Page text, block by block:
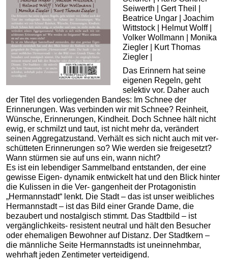
Seiwerth | Gert Theil |
Beatrice Ungar | Joachim
Wittstock | Helmut Wolff |
Volker Wollmann | Monika
Ziegler | Kurt Thomas
Ziegler |
Das Erinnern hat seine
eigenen Regeln, geht
selektiv vor. Daher auch
der Titel des vorliegenden Bandes: Im Schnee der
Erinnerungen. Was verbinden wir mit Schnee? Reinheit,
Wünsche, Erinnerungen, Kindheit. Doch Schnee hält nicht
ewig, er schmilzt und taut, ist nicht mehr da, verändert
seinen Aggregatzustand. Verhält es sich nicht auch mit ver-
schütteten Erinnerungen so? Wie werden sie freigesetzt?
Wann stürmen sie auf uns ein, wann nicht?
Es ist ein lebendiger Sammelband entstanden, der eine
gewisse Eigen- dynamik entwickelt hat und den Blick hinter
die Kulissen in die Ver- gangenheit der Protagonistin
„Hermannstadt“ lenkt. Die Stadt – das ist unser weibliches
Hermannstadt – ist das Bild einer Grande Dame, die
bezaubert und nostalgisch stimmt. Das Stadtbild – ist
vergänglichkeits- resistent neutral und hält den Besucher
oder ehemaligen Bewohner auf Distanz. Der Stadtkern –
die männliche Seite Hermannstadts ist uneinnehmbar,
wehrhaft jeden Zentimeter verteidigend.